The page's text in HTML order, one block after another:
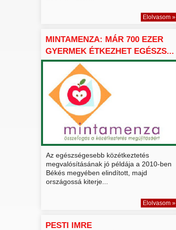
Elolvasom »
MINTAMENZA: MÁR 700 EZER
GYERMEK ÉTKEZHET EGÉSZS...
Az egészségesebb közétkeztetés
megvalósításának jó példája a 2010-ben
Békés megyében elindított, majd
országossá kiterje...
Elolvasom »
PESTI IMRE